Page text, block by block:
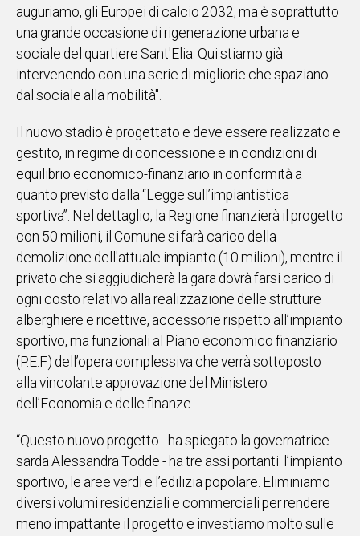
auguriamo, gli Europei di calcio 2032, ma è soprattutto
una grande occasione di rigenerazione urbana e
sociale del quartiere Sant'Elia. Qui stiamo già
intervenendo con una serie di migliorie che spaziano
dal sociale alla mobilità".
Il nuovo stadio è progettato e deve essere realizzato e
gestito, in regime di concessione e in condizioni di
equilibrio economico-finanziario in conformità a
quanto previsto dalla “Legge sull’impiantistica
sportiva”. Nel dettaglio, la Regione finanzierà il progetto
con 50 milioni, il Comune si farà carico della
demolizione dell'attuale impianto (10 milioni), mentre il
privato che si aggiudicherà la gara dovrà farsi carico di
ogni costo relativo alla realizzazione delle strutture
alberghiere e ricettive, accessorie rispetto all’impianto
sportivo, ma funzionali al Piano economico finanziario
(P.E.F.) dell’opera complessiva che verrà sottoposto
alla vincolante approvazione del Ministero
dell’Economia e delle finanze.
“Questo nuovo progetto - ha spiegato la governatrice
sarda Alessandra Todde - ha tre assi portanti: l’impianto
sportivo, le aree verdi e l’edilizia popolare. Eliminiamo
diversi volumi residenziali e commerciali per rendere
meno impattante il progetto e investiamo molto sulle